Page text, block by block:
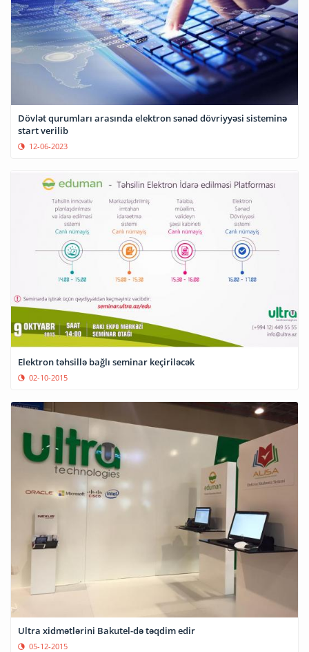
Dövlət qurumları arasında elektron sənəd dövriyyəsi sisteminə
start verilib
12-06-2023
Elektron təhsillə bağlı seminar keçiriləcək
02-10-2015
Ultra xidmətlərini Bakutel-də təqdim edir
05-12-2015